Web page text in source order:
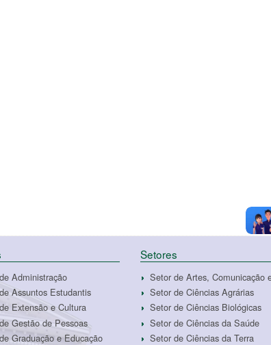
Administração
Assuntos Estudantis
Extensão e Cultura
Gestão de Pessoas
Graduação e Educação
Setores
Setor de Artes, Comunicação
Setor de Ciências Agrárias
Setor de Ciências Biológicas
Setor de Ciências da Saúde
Setor de Ciências da Terra